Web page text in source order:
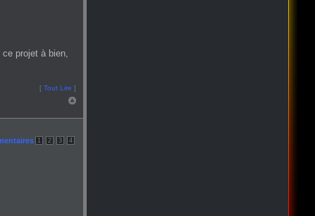
projet à bien,
[ Tout Lire ]
1 2 3 4